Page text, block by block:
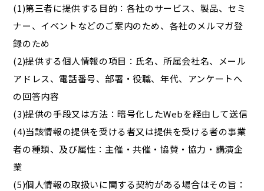
(1)第三者に提供する目的：各社のサービス、製品、セミ
ナー、イベントなどのご案内のため、各社のメルマガ登
録のため
(2)提供する個人情報の項目：氏名、所属会社名、メール
アドレス、電話番号、部署・役職、年代、アンケートへ
の回答内容
(3)提供の手段又は方法：暗号化したWebを経由して送信
(4)当該情報の提供を受ける者又は提供を受ける者の事業
者の種類、及び属性：主催・共催・協賛・協力・講演企
業
(5)個人情報の取扱いに関する契約がある場合はその旨：